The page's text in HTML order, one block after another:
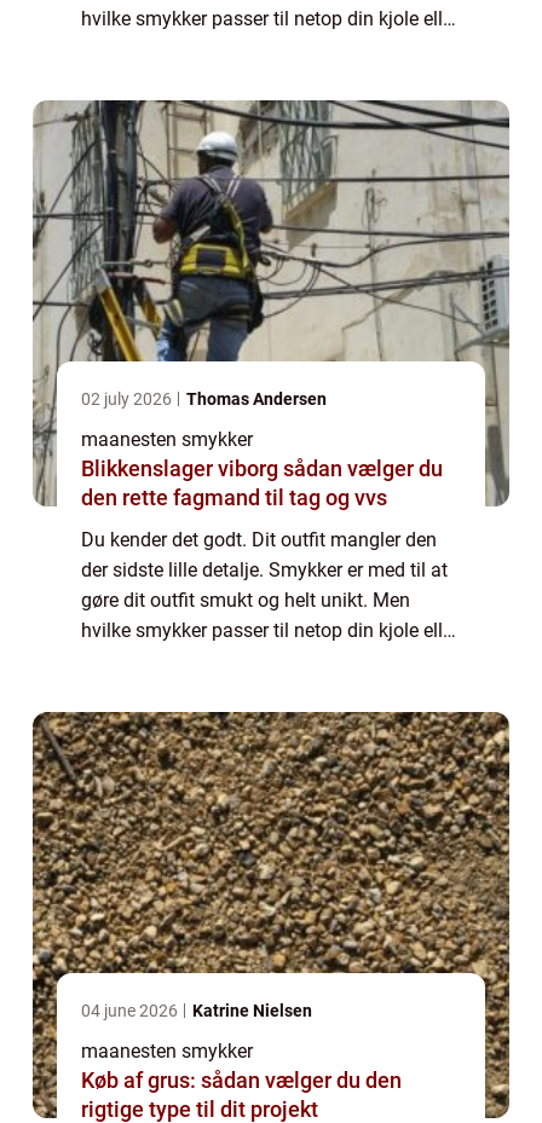
hvilke smykker passer til netop din kjole eller
02 july 2026 Thomas Andersen
maanesten smykker
Blikkenslager viborg sådan vælger du
den rette fagmand til tag og vvs
Du kender det godt. Dit outfit mangler den
der sidste lille detalje. Smykker er med til at
gøre dit outfit smukt og helt unikt. Men
hvilke smykker passer til netop din kjole eller
04 june 2026 Katrine Nielsen
maanesten smykker
Køb af grus: sådan vælger du den
rigtige type til dit projekt